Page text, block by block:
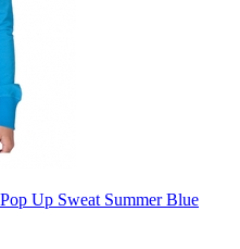
Up Sweat Summer Blue